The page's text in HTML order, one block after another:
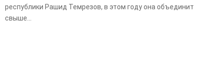
республики Рашид Темрезов, в этом году она объединит
свыше...